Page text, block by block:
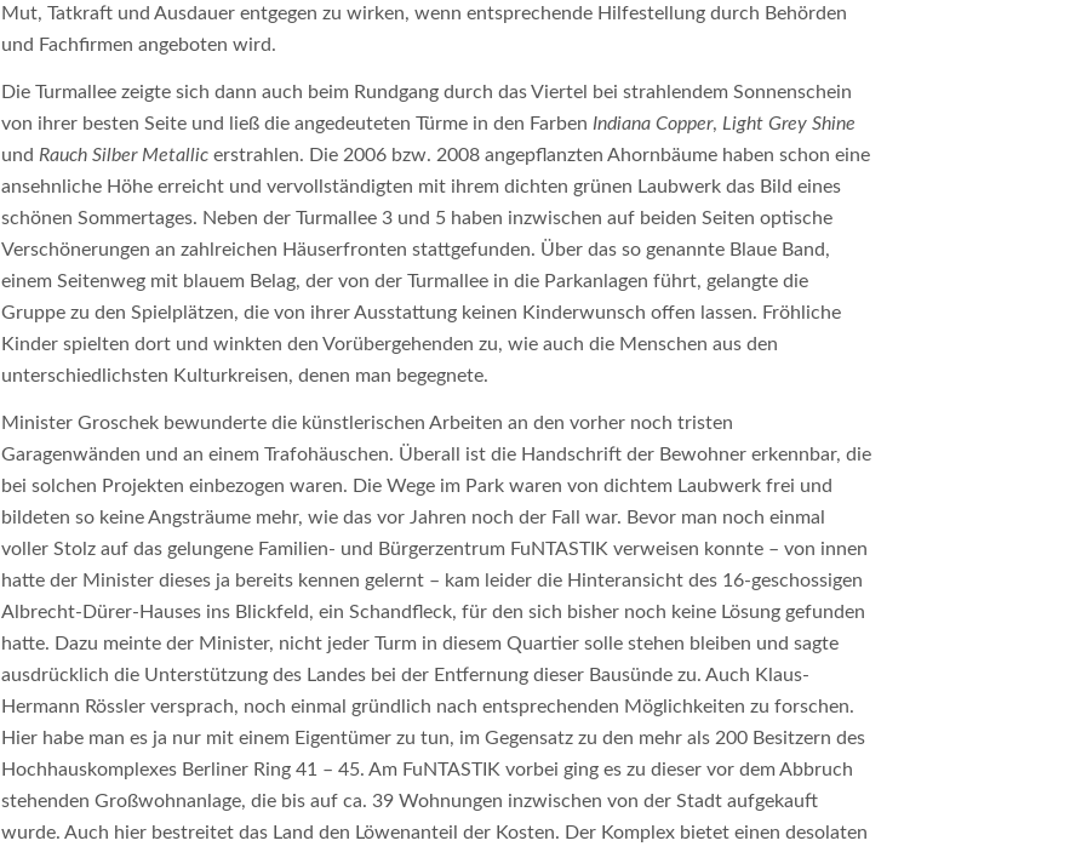
Mut, Tatkraft und Ausdauer entgegen zu wirken, wenn entsprechende Hilfestellung durch Behörden
und Fachfirmen angeboten wird.
Die Turmallee zeigte sich dann auch beim Rundgang durch das Viertel bei strahlendem Sonnenschein
von ihrer besten Seite und ließ die angedeuteten Türme in den Farben Indiana Copper, Light Grey Shine
und Rauch Silber Metallic erstrahlen. Die 2006 bzw. 2008 angepflanzten Ahornbäume haben schon eine
ansehnliche Höhe erreicht und vervollständigten mit ihrem dichten grünen Laubwerk das Bild eines
schönen Sommertages. Neben der Turmallee 3 und 5 haben inzwischen auf beiden Seiten optische
Verschönerungen an zahlreichen Häuserfronten stattgefunden. Über das so genannte Blaue Band,
einem Seitenweg mit blauem Belag, der von der Turmallee in die Parkanlagen führt, gelangte die
Gruppe zu den Spielplätzen, die von ihrer Ausstattung keinen Kinderwunsch offen lassen. Fröhliche
Kinder spielten dort und winkten den Vorübergehenden zu, wie auch die Menschen aus den
unterschiedlichsten Kulturkreisen, denen man begegnete.
Minister Groschek bewunderte die künstlerischen Arbeiten an den vorher noch tristen
Garagenwänden und an einem Trafohäuschen. Überall ist die Handschrift der Bewohner erkennbar, die
bei solchen Projekten einbezogen waren. Die Wege im Park waren von dichtem Laubwerk frei und
bildeten so keine Angsträume mehr, wie das vor Jahren noch der Fall war. Bevor man noch einmal
voller Stolz auf das gelungene Familien- und Bürgerzentrum FuNTASTIK verweisen konnte – von innen
hatte der Minister dieses ja bereits kennen gelernt – kam leider die Hinteransicht des 16-geschossigen
Albrecht-Dürer-Hauses ins Blickfeld, ein Schandfleck, für den sich bisher noch keine Lösung gefunden
hatte. Dazu meinte der Minister, nicht jeder Turm in diesem Quartier solle stehen bleiben und sagte
ausdrücklich die Unterstützung des Landes bei der Entfernung dieser Bausünde zu. Auch Klaus-
Hermann Rössler versprach, noch einmal gründlich nach entsprechenden Möglichkeiten zu forschen.
Hier habe man es ja nur mit einem Eigentümer zu tun, im Gegensatz zu den mehr als 200 Besitzern des
Hochhauskomplexes Berliner Ring 41 – 45. Am FuNTASTIK vorbei ging es zu dieser vor dem Abbruch
stehenden Großwohnanlage, die bis auf ca. 39 Wohnungen inzwischen von der Stadt aufgekauft
wurde. Auch hier bestreitet das Land den Löwenanteil der Kosten. Der Komplex bietet einen desolaten